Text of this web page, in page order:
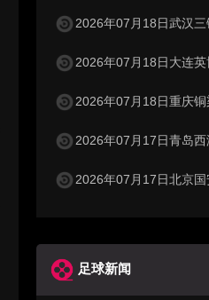
2026年07月18日武汉三镇
2026年07月18日大连英博
2026年07月18日重庆铜梁
2026年07月17日青岛西海
2026年07月17日北京国安
足球新闻